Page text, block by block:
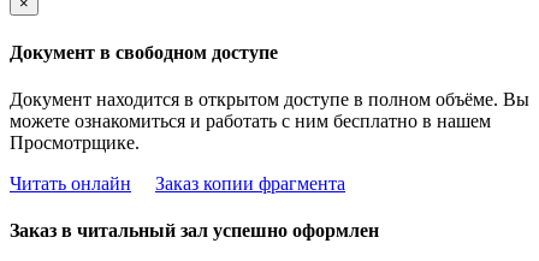
Документ в свободном доступе
Документ находится в открытом доступе в полном объёме. Вы
можете ознакомиться и работать с ним бесплатно в нашем
Просмотрщике.
Читать онлайн
Заказ копии фрагмента
Заказ в читальный зал успешно оформлен